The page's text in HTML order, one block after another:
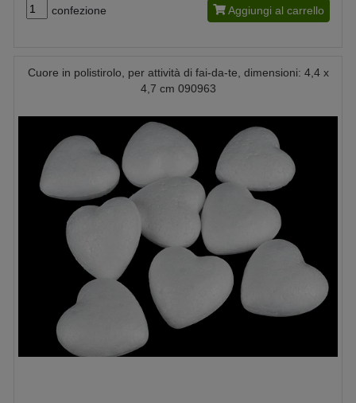
confezione Aggiungi al carrello
Cuore in polistirolo, per attività di fai-da-te, dimensioni: 4,4 x
4,7 cm 090963